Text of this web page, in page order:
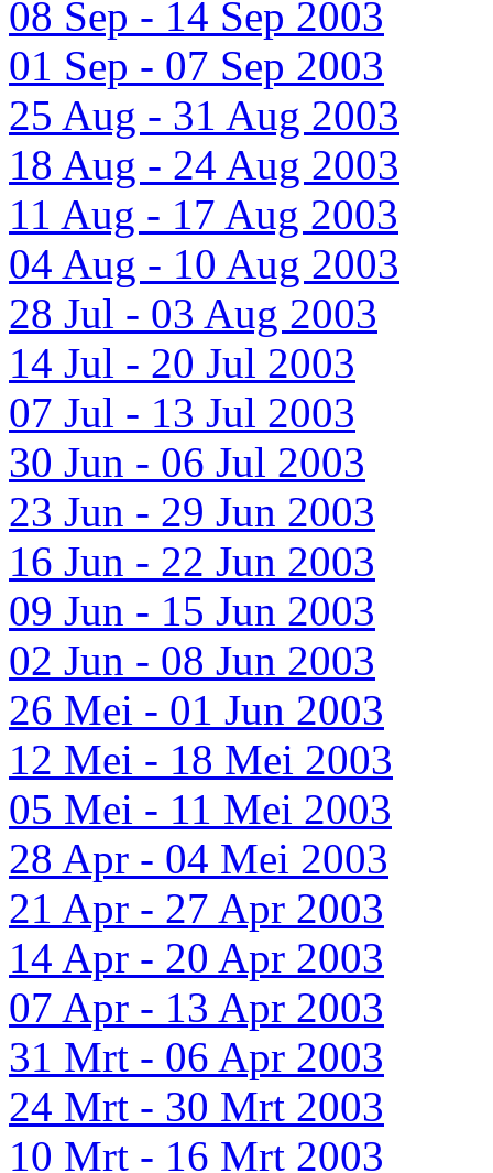
08 Sep - 14 Sep 2003
01 Sep - 07 Sep 2003
25 Aug - 31 Aug 2003
18 Aug - 24 Aug 2003
11 Aug - 17 Aug 2003
04 Aug - 10 Aug 2003
28 Jul - 03 Aug 2003
14 Jul - 20 Jul 2003
07 Jul - 13 Jul 2003
30 Jun - 06 Jul 2003
23 Jun - 29 Jun 2003
16 Jun - 22 Jun 2003
09 Jun - 15 Jun 2003
02 Jun - 08 Jun 2003
26 Mei - 01 Jun 2003
12 Mei - 18 Mei 2003
05 Mei - 11 Mei 2003
28 Apr - 04 Mei 2003
21 Apr - 27 Apr 2003
14 Apr - 20 Apr 2003
07 Apr - 13 Apr 2003
31 Mrt - 06 Apr 2003
24 Mrt - 30 Mrt 2003
10 Mrt - 16 Mrt 2003